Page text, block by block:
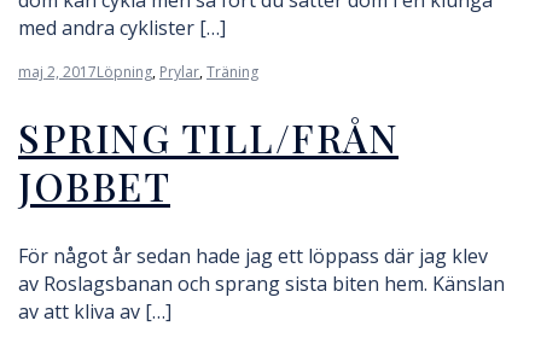
med andra cyklister […]
maj 2, 2017Löpning, Prylar,Träning
SPRING TILL/FRÅN
JOBBET
För något år sedan hade jag ett löppass där jag klev
av Roslagsbanan och sprang sista biten hem. Känslan
av att kliva av […]